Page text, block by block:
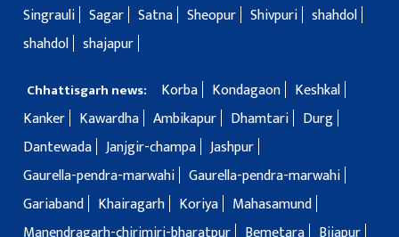
Singrauli Sagar Satna Sheopur Shivpuri shahdol
shahdol shajapur
Chhattisgarh news: Korba Kondagaon
Keshkal
Kanker
Kawardha Ambikapur Dhamtari
Durg
Dantewada Janjgir-champa Jashpur
Gaurella-pendra-marwahi Gaurella-pendra-marwahi
Gariaband
Khairagarh Koriya
Mahasamund